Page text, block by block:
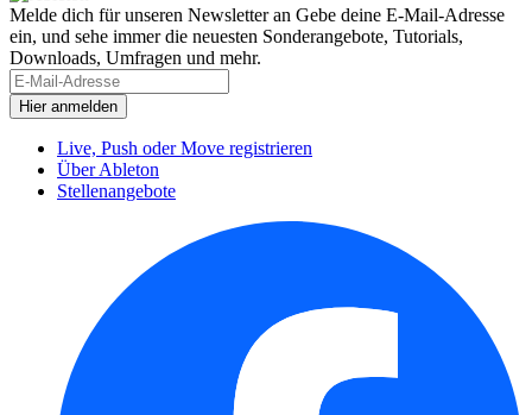
Melde dich für unseren Newsletter an Gebe deine E-Mail-Adresse
ein, und sehe immer die neuesten Sonderangebote, Tutorials,
Downloads, Umfragen und mehr.
Live, Push oder Move registrieren
Über Ableton
Stellenangebote